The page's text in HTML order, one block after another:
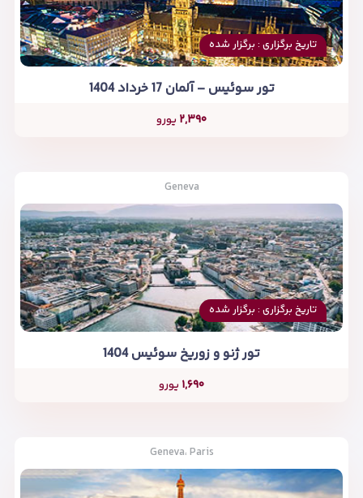
تاریخ برگزاری : برگزار شده
تور سوئیس – آلمان 17 خرداد 1404
۲,۳۹۰ یورو
Geneva
تاریخ برگزاری : برگزار شده
تور ژنو و زوریخ سوئیس 1404
۱,۶۹۰ یورو
Geneva، Paris